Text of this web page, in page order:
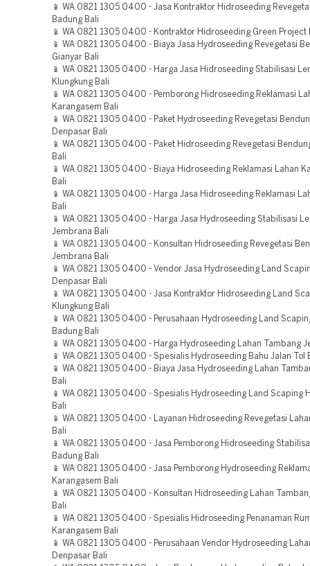
📱 WA 0821 1305 0400 - Jasa Kontraktor Hidroseeding
Badung Bali
📱 WA 0821 1305 0400 - Kontraktor Hidroseeding Green Project
📱 WA 0821 1305 0400 - Biaya Jasa Hydroseeding Revegetasi
Gianyar Bali
📱 WA 0821 1305 0400 - Harga Jasa Hidroseeding Stabilisasi
Klungkung Bali
📱 WA 0821 1305 0400 - Pemborong Hidroseeding Reklamasi
Karangasem Bali
📱 WA 0821 1305 0400 - Paket Hydroseeding Revegetasi
Denpasar Bali
📱 WA 0821 1305 0400 - Paket Hidroseeding Revegetasi
Bali
📱 WA 0821 1305 0400 - Biaya Hidroseeding Reklamasi Lahan
Bali
📱 WA 0821 1305 0400 - Harga Jasa Hidroseeding Reklamasi
Bali
📱 WA 0821 1305 0400 - Harga Jasa Hydroseeding Stabilisasi
Jembrana Bali
📱 WA 0821 1305 0400 - Konsultan Hidroseeding Revegetasi
Jembrana Bali
📱 WA 0821 1305 0400 - Vendor Jasa Hydroseeding Land
Denpasar Bali
📱 WA 0821 1305 0400 - Jasa Kontraktor Hidroseeding Land
Klungkung Bali
📱 WA 0821 1305 0400 - Perusahaan Hydroseeding Land
Badung Bali
📱 WA 0821 1305 0400 - Harga Hydroseeding Lahan Tambang
📱 WA 0821 1305 0400 - Spesialis Hydroseeding Bahu Jalan Tol
📱 WA 0821 1305 0400 - Biaya Jasa Hydroseeding Lahan
Bali
📱 WA 0821 1305 0400 - Spesialis Hydroseeding Land Scaping
Bali
📱 WA 0821 1305 0400 - Layanan Hidroseeding Revegetasi
Bali
📱 WA 0821 1305 0400 - Jasa Pemborong Hidroseeding
Badung Bali
📱 WA 0821 1305 0400 - Jasa Pemborong Hydroseeding
Karangasem Bali
📱 WA 0821 1305 0400 - Konsultan Hidroseeding Lahan
Bali
📱 WA 0821 1305 0400 - Spesialis Hidroseeding Penanaman
Karangasem Bali
📱 WA 0821 1305 0400 - Perusahaan Vendor Hydroseeding
Denpasar Bali